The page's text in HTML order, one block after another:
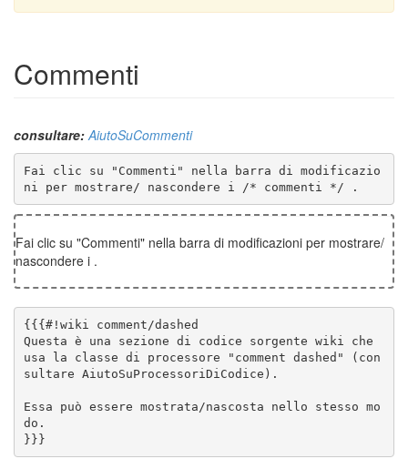
Commenti
consultare: AiutoSuCommenti
Fai clic su "Commenti" nella barra di modificazio
ni per mostrare/ nascondere i /* commenti */ .
Fai clic su "Commenti" nella barra di modificazioni per mostrare/
nascondere i .
Questa è una sezione di codice sorgente wiki che
usa la classe di processore "comment dashed" (con
Essa può essere mostrata/nascosta nello stesso mo
}}}